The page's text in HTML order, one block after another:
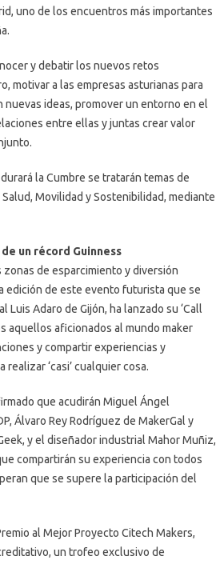
uno de los encuentros más importantes
y debatir los nuevos retos
motivar a las empresas asturianas para
ideas, promover un entorno en el
entre ellas y juntas crear valor
la Cumbre se tratarán temas de
Movilidad y Sostenibilidad, mediante
de un récord Guinness
de esparcimiento y diversión
edición de este evento futurista que se
Luis Adaro de Gijón, ha lanzado su ‘Call
aquellos aficionados al mundo maker
y compartir experiencias y
‘casi’ cualquier cosa.
que acudirán Miguel Ángel
Álvaro Rey Rodríguez de MakerGal y
y el diseñador industrial Mahor Muñiz,
compartirán su experiencia con todos
que se supere la participación del
al Mejor Proyecto Citech Makers,
un trofeo exclusivo de